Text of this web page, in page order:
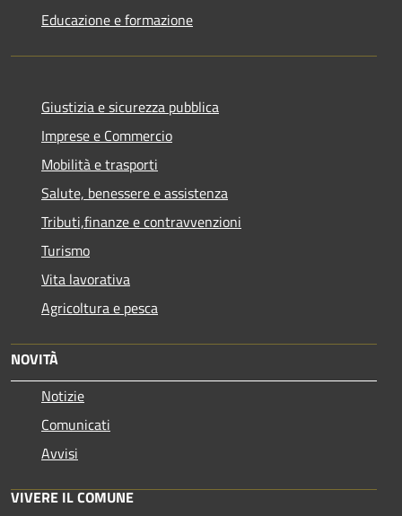
Educazione e formazione
Giustizia e sicurezza pubblica
Imprese e Commercio
Mobilità e trasporti
Salute, benessere e assistenza
Tributi,finanze e contravvenzioni
Turismo
Vita lavorativa
Agricoltura e pesca
NOVITÀ
Notizie
Comunicati
Avvisi
VIVERE IL COMUNE